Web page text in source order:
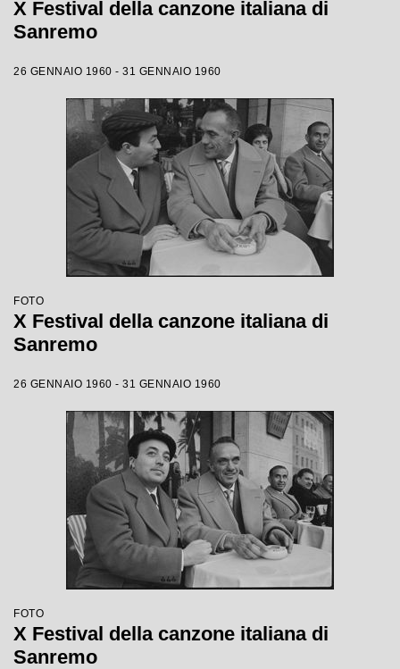
X Festival della canzone italiana di
Sanremo
26 GENNAIO 1960 - 31 GENNAIO 1960
FOTO
X Festival della canzone italiana di
Sanremo
26 GENNAIO 1960 - 31 GENNAIO 1960
FOTO
X Festival della canzone italiana di
Sanremo